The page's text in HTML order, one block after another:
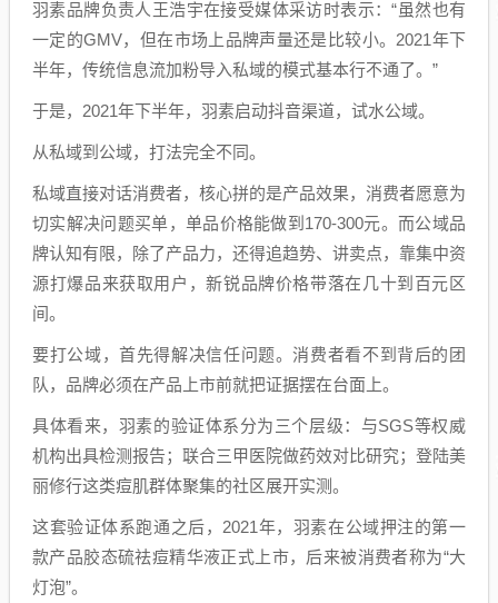
羽素品牌负责人王浩宇在接受媒体采访时表示：“虽然也有
一定的GMV，但在市场上品牌声量还是比较小。2021年下
半年，传统信息流加粉导入私域的模式基本行不通了。”
于是，2021年下半年，羽素启动抖音渠道，试水公域。
从私域到公域，打法完全不同。
私域直接对话消费者，核心拼的是产品效果，消费者愿意为
切实解决问题买单，单品价格能做到170-300元。而公域品
牌认知有限，除了产品力，还得追趋势、讲卖点，靠集中资
源打爆品来获取用户，新锐品牌价格带落在几十到百元区
间。
要打公域，首先得解决信任问题。消费者看不到背后的团
队，品牌必须在产品上市前就把证据摆在台面上。
具体看来，羽素的验证体系分为三个层级：与SGS等权威
机构出具检测报告；联合三甲医院做药效对比研究；登陆美
丽修行这类痘肌群体聚集的社区展开实测。
这套验证体系跑通之后，2021年，羽素在公域押注的第一
款产品胶态硫祛痘精华液正式上市，后来被消费者称为“大
灯泡”。